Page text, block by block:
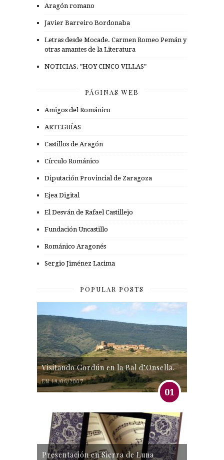
Aragón romano
Javier Barreiro Bordonaba
Letras desde Mocade. Carmen Romeo Pemán y
otras amantes de la Literatura
NOTICIAS. "HOY CINCO VILLAS"
PÁGINAS WEB
Amigos del Románico
ARTEGUÍAS
Castillos de Aragón
Círculo Románico
Diputación Provincial de Zaragoza
Ejea Digital
El Desván de Rafael Castillejo
Fundación Uncastillo
Románico Aragonés
Sergio Jiménez Lacima
POPULAR POSTS
Visitando Gordún en la Bal d’Onsella.
EN 19/06/2007
01
Presentación en Sierra de Luna